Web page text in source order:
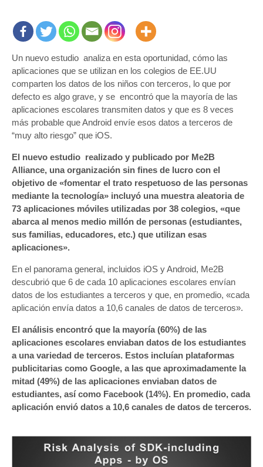
Un nuevo estudio analiza en esta oportunidad, cómo las
aplicaciones que se utilizan en los colegios de EE.UU
comparten los datos de los niños con terceros, lo que por
defecto es algo grave, y se encontró que la mayoría de las
aplicaciones escolares transmiten datos y que es 8 veces
más probable que Android envíe esos datos a terceros de
“muy alto riesgo” que iOS.
El nuevo estudio realizado y publicado por Me2B
Alliance, una organización sin fines de lucro con el
objetivo de «fomentar el trato respetuoso de las personas
mediante la tecnología» incluyó una muestra aleatoria de
73 aplicaciones móviles utilizadas por 38 colegios, «que
abarca al menos medio millón de personas (estudiantes,
sus familias, educadores, etc.) que utilizan esas
aplicaciones».
En el panorama general, incluidos iOS y Android, Me2B
descubrió que 6 de cada 10 aplicaciones escolares envían
datos de los estudiantes a terceros y que, en promedio, «cada
aplicación envía datos a 10,6 canales de datos de terceros».
El análisis encontró que la mayoría (60%) de las
aplicaciones escolares enviaban datos de los estudiantes
a una variedad de terceros. Estos incluían plataformas
publicitarias como Google, a las que aproximadamente la
mitad (49%) de las aplicaciones enviaban datos de
estudiantes, así como Facebook (14%). En promedio, cada
aplicación envió datos a 10,6 canales de datos de terceros.